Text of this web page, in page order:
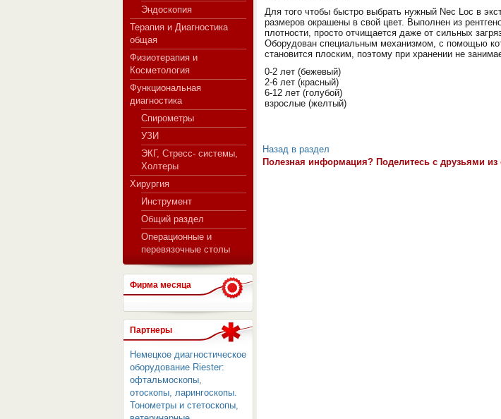
Эндоскопия
Терапия и Диагностика
общая
Физиотерапия и
Косметология
Функциональная
диагностика
Спирометры
УЗИ
ЭКГ, Стресс- системы,
Холтеры
Хирургия
Инструмент
Общий раздел
Операционные и
перевязочные столы
Фирма месяца
Партнеры
Немецкое диагностическое
оборудование Riester:
офтальмоскопы,
отоскопы, ларингоскопы.
Тонометры и стетоскопы,
Для того чтобы быстро выбрать нужный Nec Loc в
размеров окрашены в свой цвет. Выполнен из
плотности, просто отчищается даже от сильных
Оборудован специальным механизмом, с помощью
становится плоским, поэтому при хранении не
0-2 лет (бежевый)
2-6 лет (красный)
6-12 лет (голубой)
взрослые (желтый)
Назад в раздел
Полезная информация? Поделитесь с друзьями из